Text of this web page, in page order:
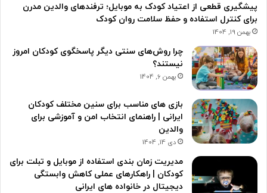
پیشگیری قطعی از اعتیاد کودک به موبایل؛ ترفندهای والدین مدرن
برای کنترل استفاده و حفظ سلامت روان کودک
بهمن 19, 1404
چرا روش‌های سنتی دیگر پاسخگوی کودکان امروز
نیستند؟
بهمن 6, 1404
بازی های مناسب برای سنین مختلف کودکان
ایرانی | راهنمای انتخاب امن و آموزشی برای
والدین
دی 14, 1404
مدیریت زمان بندی استفاده از موبایل و تبلت برای
کودکان | راهکارهای عملی کاهش وابستگی
دیجیتال در خانواده های ایرانی